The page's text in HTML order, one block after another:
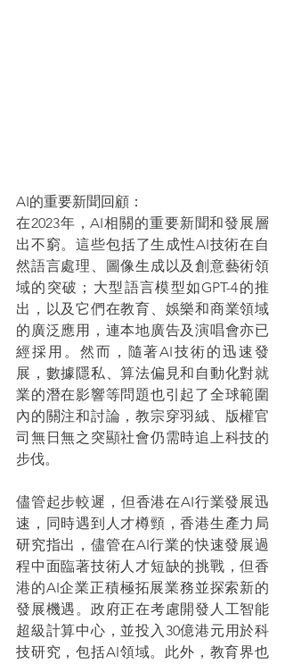
AI的重要新聞回顧：
在2023年，AI相關的重要新聞和發展層
出不窮。這些包括了生成性AI技術在自
然語言處理、圖像生成以及創意藝術領
域的突破；大型語言模型如GPT-4的推
出，以及它們在教育、娛樂和商業領域
的廣泛應用，連本地廣告及演唱會亦已
經採用。然而，隨著AI技術的迅速發
展，數據隱私、算法偏見和自動化對就
業的潛在影響等問題也引起了全球範圍
內的關注和討論，教宗穿羽絨、版權官
司無日無之突顯社會仍需時追上科技的
步伐。
儘管起步較遲，但香港在AI行業發展迅
速，同時遇到人才樽頸，香港生產力局
研究指出，儘管在AI行業的快速發展過
程中面臨著技術人才短缺的挑戰，但香
港的AI企業正積極拓展業務並探索新的
發展機遇。政府正在考慮開發人工智能
超級計算中心，並投入30億港元用於科
技研究，包括AI領域。此外，教育界也